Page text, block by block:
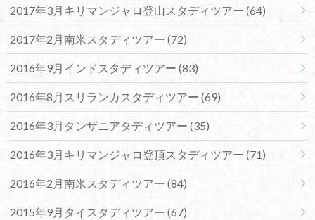
2017年3月キリマンジャロ登山スタディツアー (64)
2017年2月南米スタディツアー (72)
2016年9月インドスタディツアー (83)
2016年8月スリランカスタディツアー (69)
2016年3月タンザニアタディツアー (35)
2016年3月キリマンジャロ登頂スタディツアー (71)
2016年2月南米スタディツアー (84)
2015年9月タイスタディツアー (67)